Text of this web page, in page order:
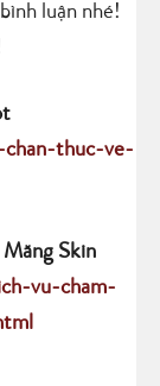
luận nhé!
chan-thuc-ve-
Măng Skin
vu-cham-